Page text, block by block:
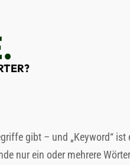
gibt – und „Keyword“ ist
nur ein oder mehrere